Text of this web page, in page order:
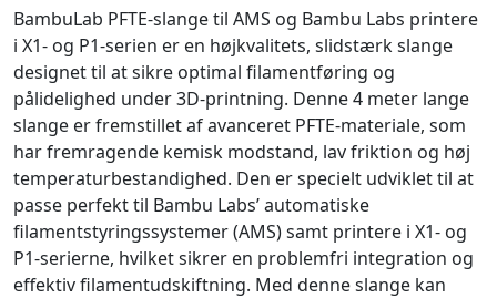
BambuLab PFTE-slange til AMS og Bambu Labs printere
i X1- og P1-serien er en højkvalitets, slidstærk slange
designet til at sikre optimal filamentføring og
pålidelighed under 3D-printning. Denne 4 meter lange
slange er fremstillet af avanceret PFTE-materiale, som
har fremragende kemisk modstand, lav friktion og høj
temperaturbestandighed. Den er specielt udviklet til at
passe perfekt til Bambu Labs’ automatiske
filamentstyringssystemer (AMS) samt printere i X1- og
P1-serierne, hvilket sikrer en problemfri integration og
effektiv filamentudskiftning. Med denne slange kan